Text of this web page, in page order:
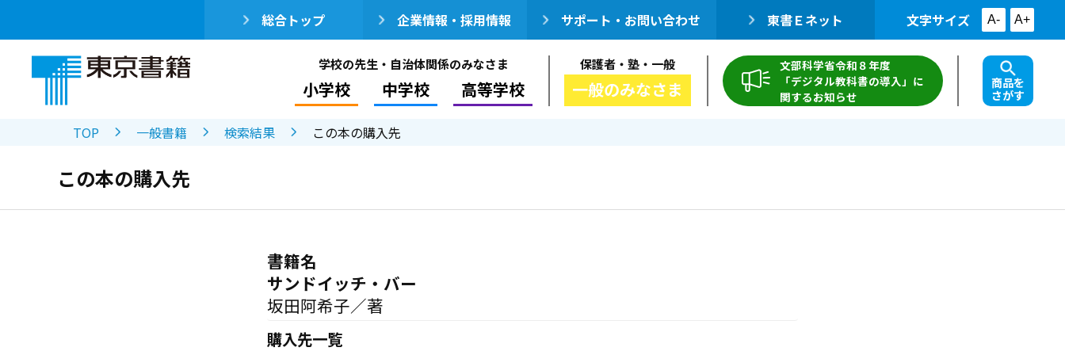
総合トップ 企業情報・採用情報 サポート・お問い合わせ 東書Ｅネット 文字サイズ A- A+
学校の先生・自治体関係のみなさま
小学校 中学校 高等学校
保護者・塾・一般
一般のみなさま
文部科学省令和８年度
「デジタル教科書の導入」に
関するお知らせ
商品を
さがす
TOP 一般書籍 検索結果 この本の購入先
この本の購入先
書籍名
サンドイッチ・バー
坂田阿希子／著
購入先一覧